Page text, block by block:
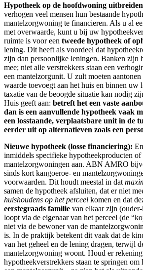
Hypotheek op de hoofdwoning
verhogen veel mensen hun bestaande
mantelzorgwoning te financieren. Als u al
met overwaarde, kunt u bij uw
ruimte is voor een tweede hypotheek of
lening. Dit heeft als voordeel dat
zijn dan persoonlijke leningen. Banken zijn
mee; niet alle verstrekkers staan een
een mantelzorgunit. U zult moeten
waarde toevoegt aan het huis en binnen uw
taxatie van de beoogde situatie kan nodig
Huis geeft aan: betreft het een vaste
dan is een aanvullende hypotheek vaak
een losstaande, verplaatsbare unit in de
eerder uit op alternatieven zoals een
Nieuwe hypotheek (losse financiering):
inmiddels specifieke hypotheekproducten
mantelzorgwoningen aan. ABN AMRO
sinds kort kangoeroe- en
voorwaarden. Dit houdt meestal in dat
samen de hypotheek afsluiten, dat er niet
huishoudens op het perceel komen en dat
eerstegraads familie van elkaar zijn
loopt via de eigenaar van het perceel (de
niet via de bewoner van de
is. In de praktijk betekent dit vaak dat de
van het geheel en de lening dragen, terwijl
mantelzorgwoning woont. Houd er
hypotheekverstrekkers staan te springen